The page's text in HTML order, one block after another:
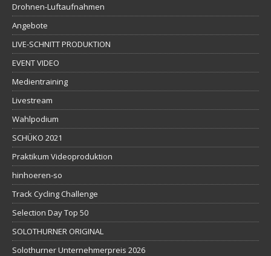
Drohnen-Luftaufnahmen
Angebote
LIVE-SCHNITT PRODUKTION
EVENT VIDEO
Medientraining
Livestream
Wahlpodium
SCHÜKO 2021
Praktikum Videoproduktion
hinhoeren-so
Track Cycling Challenge
Selection Day Top 50
SOLOTHURNER ORIGINAL
Solothurner Unternehmerpreis 2026